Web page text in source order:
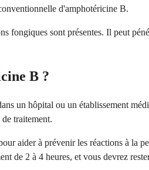
d'amphotéricine B.
sont présentes. Il peut
B ?
un hôpital ou un établissement
traitement.
aider à prévenir les réactions à la
de 2 à 4 heures, et vous devrez